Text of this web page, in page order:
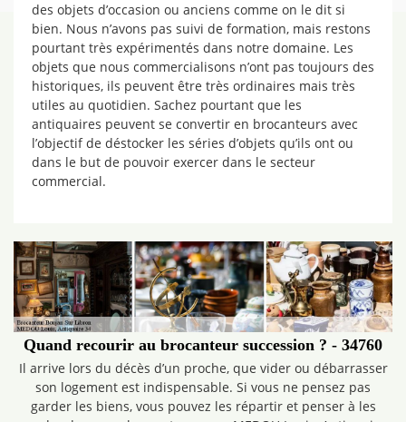
des objets d’occasion ou anciens comme on le dit si
bien. Nous n’avons pas suivi de formation, mais restons
pourtant très expérimentés dans notre domaine. Les
objets que nous commercialisons n’ont pas toujours des
historiques, ils peuvent être très ordinaires mais très
utiles au quotidien. Sachez pourtant que les
antiquaires peuvent se convertir en brocanteurs avec
l’objectif de déstocker les séries d’objets qu’ils ont ou
dans le but de pouvoir exercer dans le secteur
commercial.
Quand recourir au brocanteur succession ? - 34760
Il arrive lors du décès d’un proche, que vider ou débarrasser
son logement est indispensable. Si vous ne pensez pas
garder les biens, vous pouvez les répartir et penser à les